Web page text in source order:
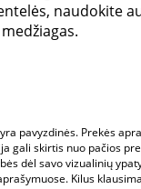
naudokite
pavyzdinės. Prekės
gali skirtis nuo pačios
dėl savo vizualinių
Kilus